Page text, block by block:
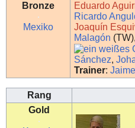
Bronze
Mexiko
Eduardo
Ricardo
Joaquín
Malagón (TW),
Sánchez,
Trainer:
Rang
Gold